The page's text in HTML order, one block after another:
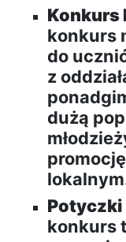
Konkurs
konkurs
do
z
dużą
konkurs